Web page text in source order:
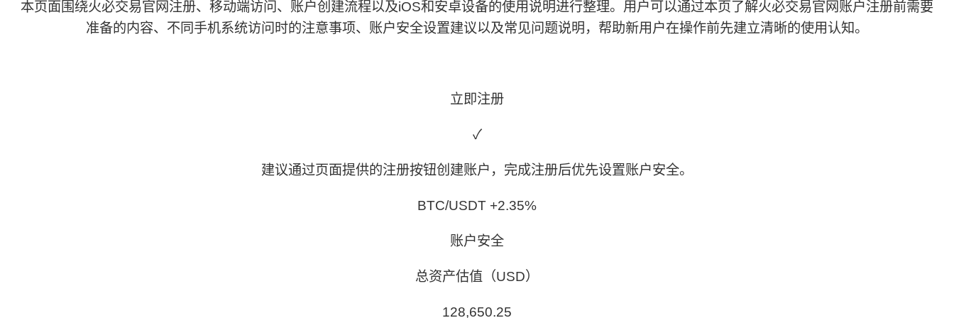
本页面围绕火必交易官网注册、移动端访问、账户创建流程以及iOS和安卓设备的使用说明进行整理。用户可以通过本页了解火必交易官网账户注册前需要
准备的内容、不同手机系统访问时的注意事项、账户安全设置建议以及常见问题说明，帮助新用户在操作前先建立清晰的使用认知。
立即注册
✓
建议通过页面提供的注册按钮创建账户，完成注册后优先设置账户安全。
BTC/USDT +2.35%
账户安全
总资产估值（USD）
128,650.25